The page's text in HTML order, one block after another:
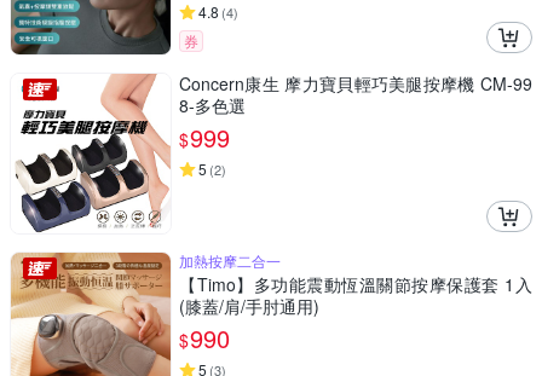
4.8 (4)
券
Concern康生 摩力寶貝輕巧美腿按摩機 CM-99
8-多色選
$999
5 (2)
加熱按摩二合一
【Timo】多功能震動恆溫關節按摩保護套 1入
(膝蓋/肩/手肘通用)
$990
5 (3)